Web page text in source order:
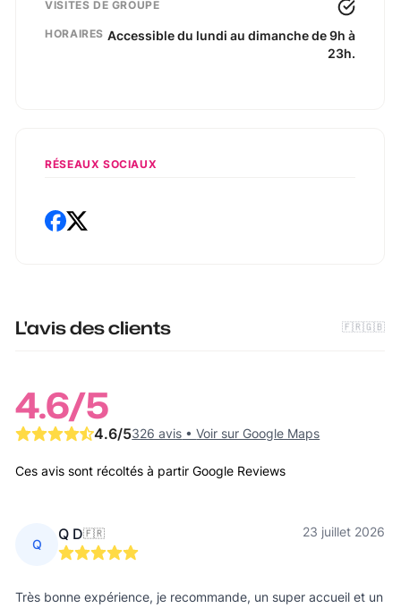
VISITES DE GROUPE
HORAIRES Accessible du lundi au dimanche de 9h à
23h.
RÉSEAUX SOCIAUX
L'avis des clients 🇫🇷🇬🇧
4.6/5
4.6/5326 avis •Voir sur Google Maps
Ces avis sont récoltés à partir Google Reviews
Q
Q D🇫🇷 23 juillet 2026
Très bonne expérience, je recommande, un super accueil et un